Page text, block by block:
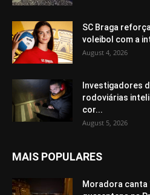
SC Braga
voleibol com a
August 4, 2026
Investigadores
rodoviárias
cor...
August 5, 2026
MAIS POPULARES
Moradora canta